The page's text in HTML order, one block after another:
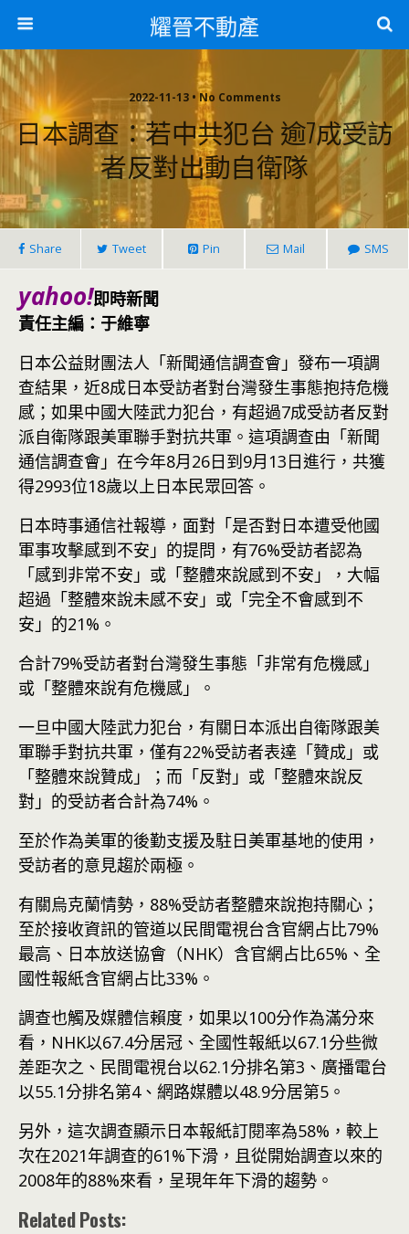
耀晉不動產
2022-11-13 • No Comments
日本調查：若中共犯台 逾7成受訪
者反對出動自衛隊
Share Tweet Pin Mail SMS
yahoo!即時新聞
責任主編：于維寧
日本公益財團法人「新聞通信調查會」發布一項調
查結果，近8成日本受訪者對台灣發生事態抱持危機
感；如果中國大陸武力犯台，有超過7成受訪者反對
派自衛隊跟美軍聯手對抗共軍。這項調查由「新聞
通信調查會」在今年8月26日到9月13日進行，共獲
得2993位18歲以上日本民眾回答。
日本時事通信社報導，面對「是否對日本遭受他國
軍事攻擊感到不安」的提問，有76%受訪者認為
「感到非常不安」或「整體來說感到不安」，大幅
超過「整體來說未感不安」或「完全不會感到不
安」的21%。
合計79%受訪者對台灣發生事態「非常有危機感」
或「整體來說有危機感」。
一旦中國大陸武力犯台，有關日本派出自衛隊跟美
軍聯手對抗共軍，僅有22%受訪者表達「贊成」或
「整體來說贊成」；而「反對」或「整體來說反
對」的受訪者合計為74%。
至於作為美軍的後勤支援及駐日美軍基地的使用，
受訪者的意見趨於兩極。
有關烏克蘭情勢，88%受訪者整體來說抱持關心；
至於接收資訊的管道以民間電視台含官網占比79%
最高、日本放送協會（NHK）含官網占比65%、全
國性報紙含官網占比33%。
調查也觸及媒體信賴度，如果以100分作為滿分來
看，NHK以67.4分居冠、全國性報紙以67.1分些微
差距次之、民間電視台以62.1分排名第3、廣播電台
以55.1分排名第4、網路媒體以48.9分居第5。
另外，這次調查顯示日本報紙訂閱率為58%，較上
次在2021年調查的61%下滑，且從開始調查以來的
2008年的88%來看，呈現年年下滑的趨勢。
Related Posts: